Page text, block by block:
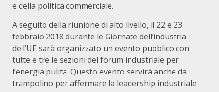
e della politica commerciale.
A seguito della riunione di alto livello, il 22 e 23
febbraio 2018 durante le Giornate dell’industria
dell’UE sarà organizzato un evento pubblico con
tutte e tre le sezioni del forum industriale per
l’energia pulita. Questo evento servirà anche da
trampolino per affermare la leadership industriale